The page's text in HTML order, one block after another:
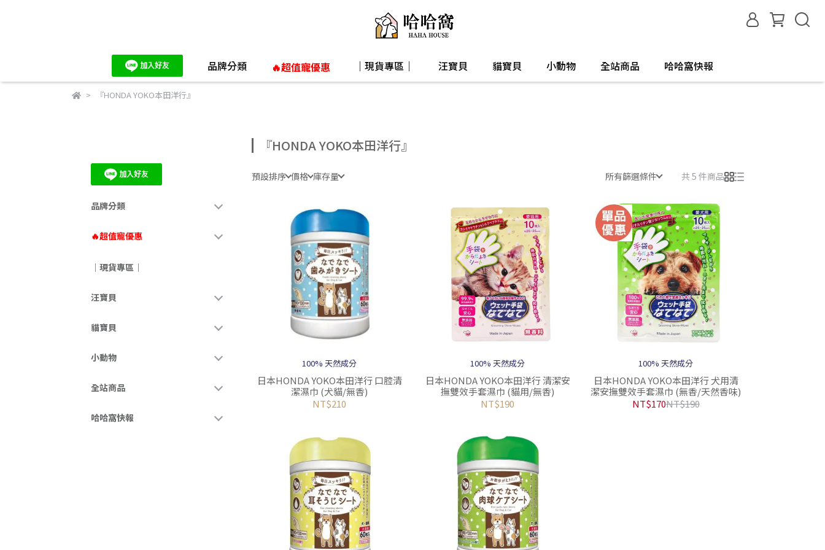
品牌分類 🔥超值寵優惠 ｜現貨專區｜ 汪寶貝 貓寶貝 小動物 全站商品 哈哈窩快報
『HONDA YOKO本田洋行』
品牌分類
🔥超值寵優惠
｜現貨專區｜
汪寶貝
貓寶貝
小動物
全站商品
哈哈窩快報
『HONDA YOKO本田洋行』
預設排序 價格 庫存量 所有篩選條件 共 5 件商品
100% 天然成分
日本HONDA YOKO本田洋行 口腔清
潔濕巾 (犬貓/無香)
NT$210
100% 天然成分
日本HONDA YOKO本田洋行 清潔安
撫雙效手套濕巾 (貓用/無香)
NT$190
100% 天然成分
日本HONDA YOKO本田洋行 犬用清
潔安撫雙效手套濕巾 (無香/天然香味)
NT$170NT$190